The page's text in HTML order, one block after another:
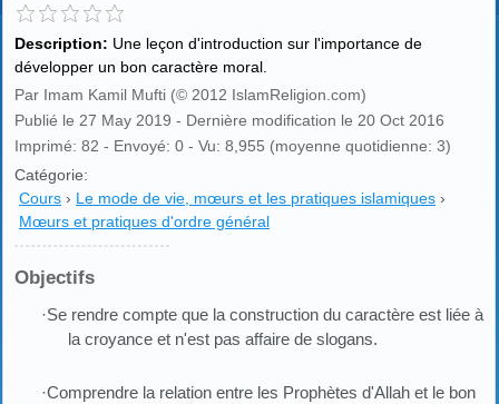
Description: Une leçon d'introduction sur l'importance de
développer un bon caractère moral.
Par Imam Kamil Mufti (© 2012 IslamReligion.com)
Publié le 27 May 2019 - Dernière modification le 20 Oct 2016
Imprimé: 82 - Envoyé: 0 - Vu: 8,955 (moyenne quotidienne: 3)
Catégorie:
Cours › Le mode de vie, mœurs et les pratiques islamiques ›
Mœurs et pratiques d'ordre général
Objectifs
·Se rendre compte que la construction du caractère est liée à
la croyance et n'est pas affaire de slogans.
·Comprendre la relation entre les Prophètes d'Allah et le bon